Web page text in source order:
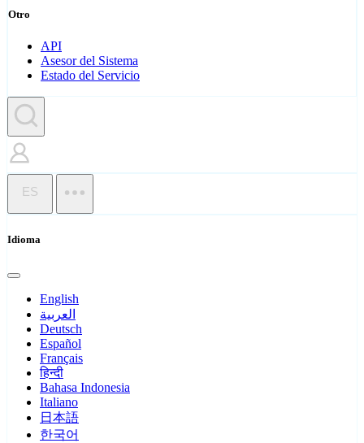
Otro
API
Asesor del Sistema
Estado del Servicio
ES
Idioma
English
العربية
Deutsch
Español
Français
हिन्दी
Bahasa Indonesia
Italiano
日本語
한국어